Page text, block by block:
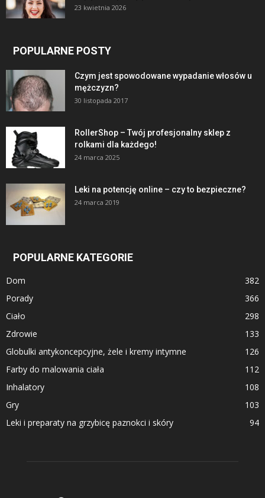
23 kwietnia 2026
POPULARNE POSTY
Czym jest spowodowane wypadanie włosów u
mężczyzn?
30 listopada 2017
RollerShop – Twój profesjonalny sklep z
rolkami dla każdego!
24 marca 2025
Leki na potencję online – czy to bezpieczne?
24 marca 2019
POPULARNE KATEGORIE
Dom
382
Porady
366
Ciało
298
Zdrowie
133
Globulki antykoncepcyjne, żele i kremy intymne
126
Farby do malowania ciała
112
Inhalatory
108
Gry
103
Leki i preparaty na grzybicę paznokci i skóry
94